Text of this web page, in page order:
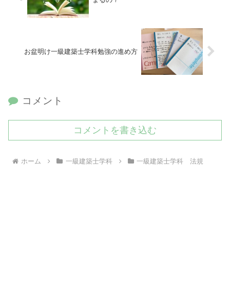
お盆明け一級建築士学科勉強の進め方
コメント
コメントを書き込む
ホーム 一級建築士学科 一級建築士学科 法規